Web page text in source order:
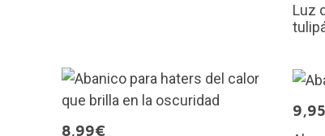
Luz
8,99€